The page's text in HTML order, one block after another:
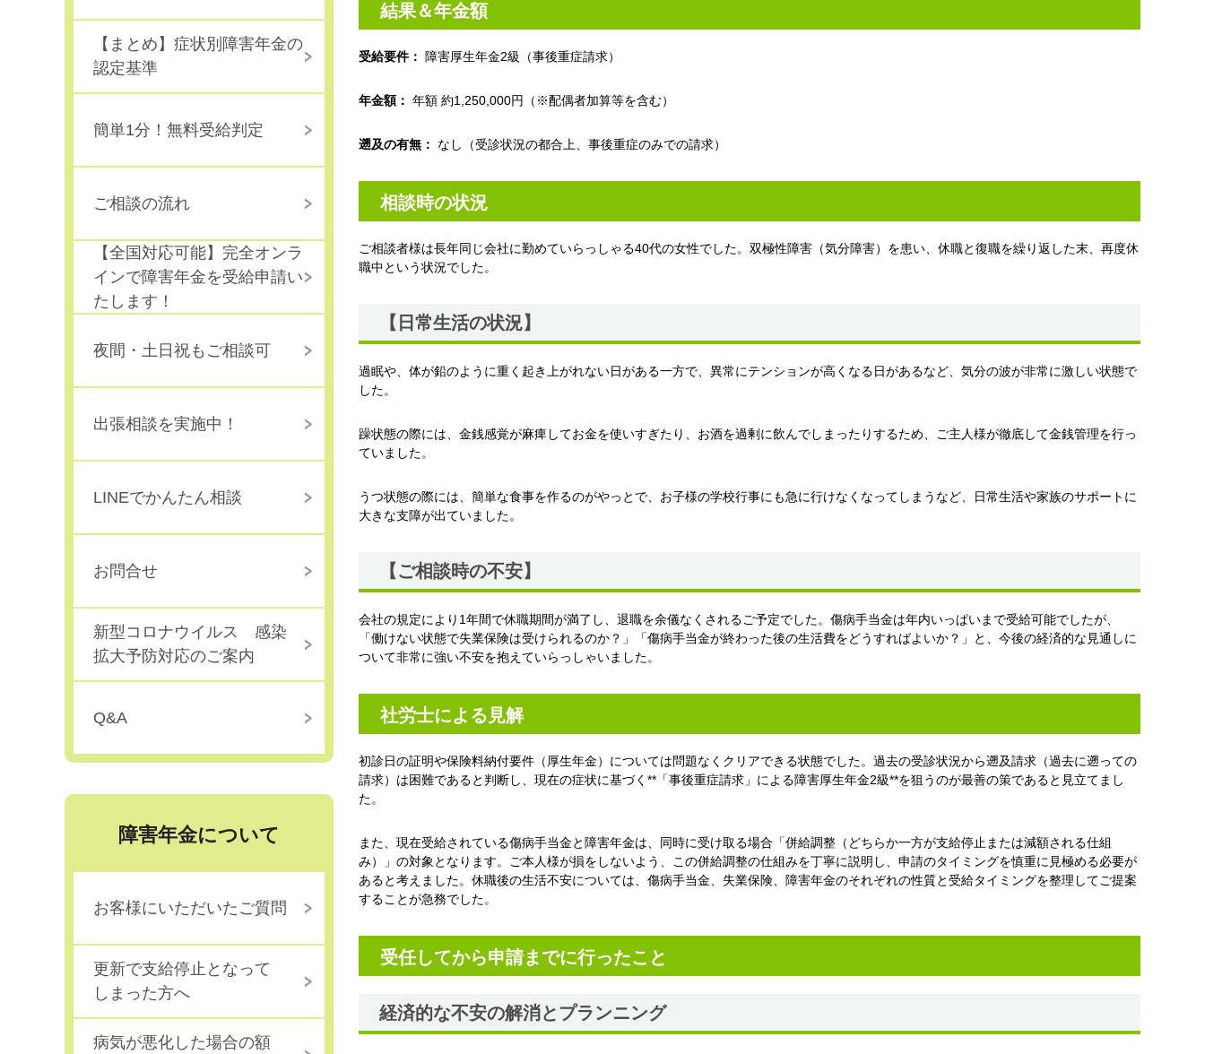
結果＆年金額
受給要件： 障害厚生年金2級（事後重症請求）
年金額： 年額 約1,250,000円（※配偶者加算等を含む）
遡及の有無： なし（受診状況の都合上、事後重症のみでの請求）
相談時の状況
ご相談者様は長年同じ会社に勤めていらっしゃる40代の女性でした。双極性障害（気分障害）を患い、休職と復職を繰り返した末、再度休
職中という状況でした。
【日常生活の状況】
過眠や、体が鉛のように重く起き上がれない日がある一方で、異常にテンションが高くなる日があるなど、気分の波が非常に激しい状態で
した。
躁状態の際には、金銭感覚が麻痺してお金を使いすぎたり、お酒を過剰に飲んでしまったりするため、ご主人様が徹底して金銭管理を行っ
ていました。
うつ状態の際には、簡単な食事を作るのがやっとで、お子様の学校行事にも急に行けなくなってしまうなど、日常生活や家族のサポートに
大きな支障が出ていました。
【ご相談時の不安】
会社の規定により1年間で休職期間が満了し、退職を余儀なくされるご予定でした。傷病手当金は年内いっぱいまで受給可能でしたが、
「働けない状態で失業保険は受けられるのか？」「傷病手当金が終わった後の生活費をどうすればよいか？」と、今後の経済的な見通しに
ついて非常に強い不安を抱えていらっしゃいました。
社労士による見解
初診日の証明や保険料納付要件（厚生年金）については問題なくクリアできる状態でした。過去の受診状況から遡及請求（過去に遡っての
請求）は困難であると判断し、現在の症状に基づく**「事後重症請求」による障害厚生年金2級**を狙うのが最善の策であると見立てまし
た。
また、現在受給されている傷病手当金と障害年金は、同時に受け取る場合「併給調整（どちらか一方が支給停止または減額される仕組
み）」の対象となります。ご本人様が損をしないよう、この併給調整の仕組みを丁寧に説明し、申請のタイミングを慎重に見極める必要が
あると考えました。休職後の生活不安については、傷病手当金、失業保険、障害年金のそれぞれの性質と受給タイミングを整理してご提案
することが急務でした。
受任してから申請までに行ったこと
経済的な不安の解消とプランニング
【まとめ】症状別障害年金の
認定基準
簡単1分！無料受給判定
ご相談の流れ
【全国対応可能】完全オンラ
インで障害年金を受給申請い
たします！
夜間・土日祝もご相談可
出張相談を実施中！
LINEでかんたん相談
お問合せ
新型コロナウイルス 感染
拡大予防対応のご案内
Q&A
障害年金について
お客様にいただいたご質問
更新で支給停止となって
しまった方へ
病気が悪化した場合の額